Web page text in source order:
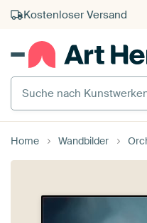
Kostenloser Versand
Kauf auf Rechnung
Individueller Druck auf
Suche nach Kunstwerken
Home Wandbilder